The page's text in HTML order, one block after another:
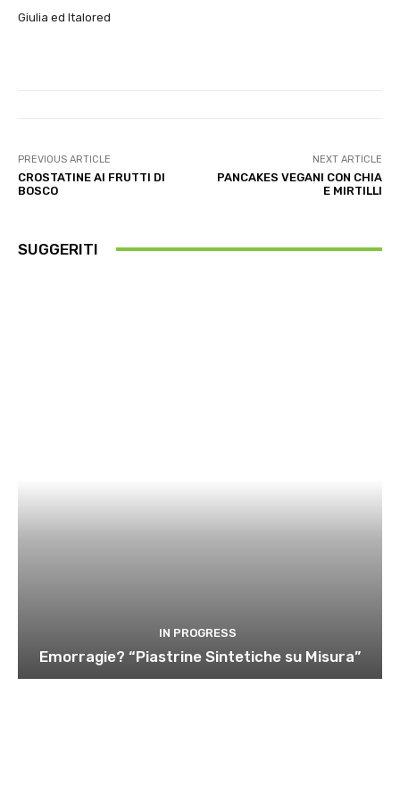
Giulia ed Italored
PREVIOUS ARTICLE
CROSTATINE AI FRUTTI DI
BOSCO
NEXT ARTICLE
PANCAKES VEGANI CON CHIA
E MIRTILLI
SUGGERITI
IN PROGRESS
Emorragie? “Piastrine Sintetiche su Misura”